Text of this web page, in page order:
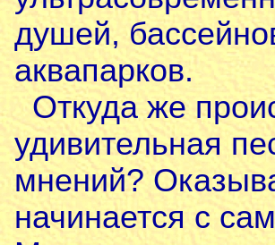
душей,
аквапарков.
Откуда же
удивительная
мнений?
начинается с